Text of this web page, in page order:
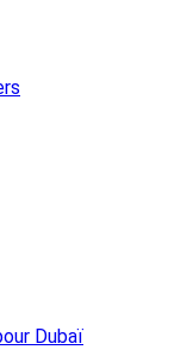
Dubaï